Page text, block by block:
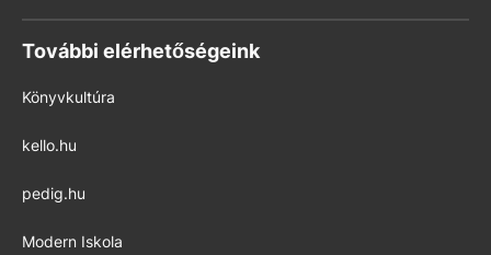
További elérhetőségeink
Könyvkultúra
kello.hu
pedig.hu
Modern Iskola